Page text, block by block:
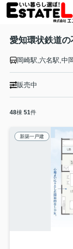
愛知環状鉄道
販売中
48棟 51件
新築一戸建